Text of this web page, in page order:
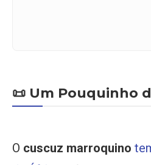
📜 Um Pouquinho
O cuscuz marroquino